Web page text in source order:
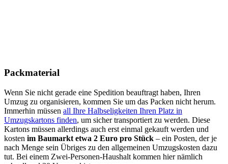
Packmaterial
Wenn Sie nicht gerade eine Spedition beauftragt haben, Ihren
Umzug zu organisieren, kommen Sie um das Packen nicht herum.
Immerhin müssen all Ihre Halbseligkeiten Ihren Platz in
Umzugskartons finden, um sicher transportiert zu werden. Diese
Kartons müssen allerdings auch erst einmal gekauft werden und
kosten im Baumarkt etwa 2 Euro pro Stück – ein Posten, der je
nach Menge sein Übriges zu den allgemeinen Umzugskosten dazu
tut. Bei einem Zwei-Personen-Haushalt kommen hier nämlich